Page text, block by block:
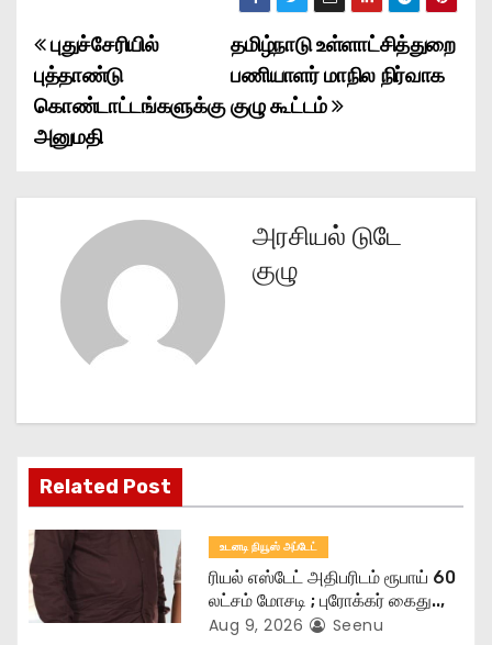
P
o
s
t
g
a
t
i
o
தமிழ்நாடு உள்ளாட்சித்துறை
பணியாளர் மாநில நிர்வாக
குழு கூட்டம்
புதுச்சேரியில்
புத்தாண்டு
கொண்டாட்டங்களுக்கு
அனுமதி
அரசியல் டுடே
குழு
Related Post
உடனடி நியூஸ் அப்டேட்
ரியல் எஸ்டேட் அதிபரிடம் ரூபாய் 60
லட்சம் மோசடி ; புரோக்கர் கைது..,
Aug 9, 2026 Seenu